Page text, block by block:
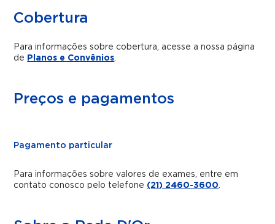
Cobertura
Para informações sobre cobertura, acesse a nossa página
de Planos e Convênios.
Preços e pagamentos
Pagamento particular
Para informações sobre valores de exames, entre em
contato conosco pelo telefone (21) 2460-3600.